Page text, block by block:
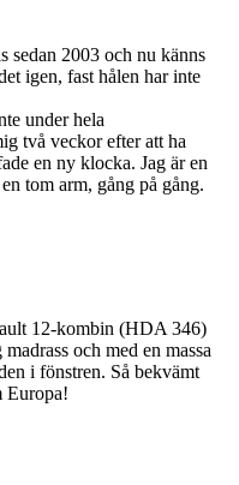
sedan 2003 och nu känns
igen, fast hålen har inte
under hela
två veckor efter att ha
en ny klocka. Jag är en
tom arm, gång på gång.
12-kombin (HDA 346)
och med en massa
i fönstren. Så bekvämt
Europa!